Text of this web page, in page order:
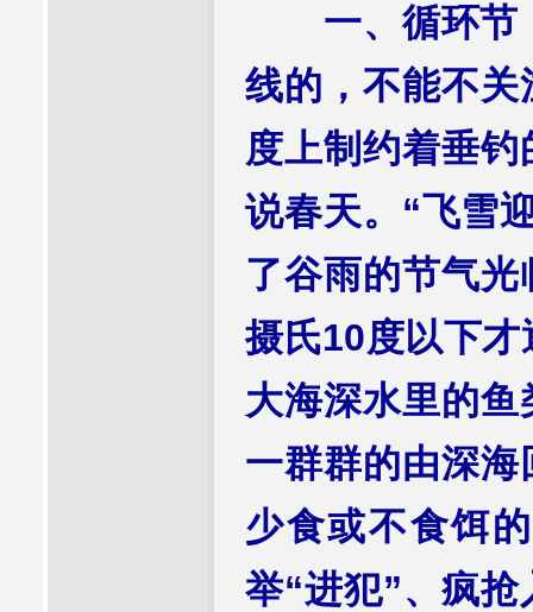
一、循环节，
线的，不能不
度上制约着垂
说春天。“飞雪
了谷雨的节气
摄氏10度以下
大海深水里的
一群群的由深
少食或不食饵
举“进犯”、疯